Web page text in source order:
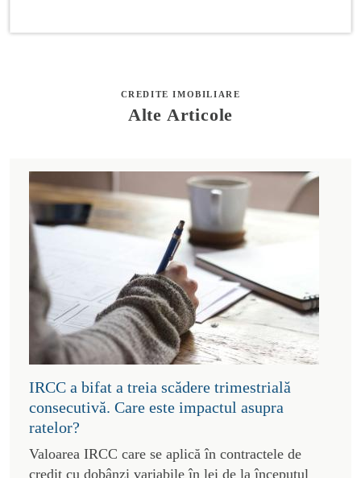
CREDITE IMOBILIARE
Alte Articole
IRCC a bifat a treia scădere trimestrială
consecutivă. Care este impactul asupra
ratelor?
Valoarea IRCC care se aplică în contractele de
credit cu dobânzi variabile în lei de la începutul